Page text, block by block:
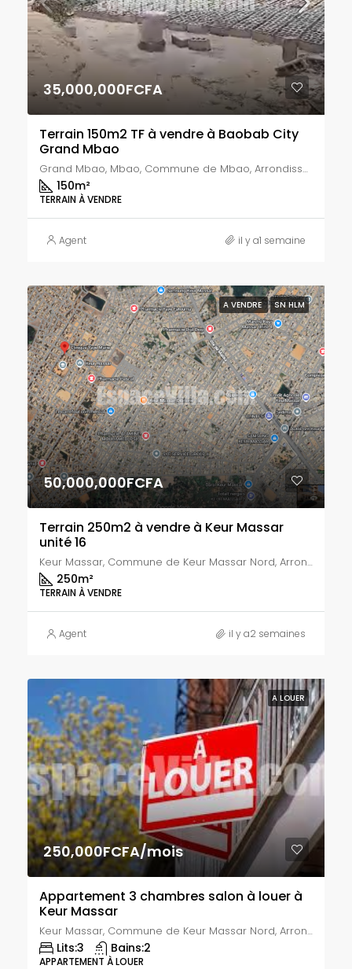
35,000,000FCFA
Terrain 150m2 TF à vendre à Baobab City
Grand Mbao
Grand Mbao, Mbao, Commune de Mbao, Arrondissement de Thiaroye, Département de Pikine, Région de Dakar, 17000, Sénégal
150m²
TERRAIN À VENDRE
Agent il y a1 semaine
A VENDRE SN HLM
50,000,000FCFA
Terrain 250m2 à vendre à Keur Massar
unité 16
Keur Massar, Commune de Keur Massar Nord, Arrondissement de Malika, Département de Keur Massar, Région de Dakar, 17000, Sénégal
250m²
TERRAIN À VENDRE
Agent il y a2 semaines
A LOUER
250,000FCFA/mois
Appartement 3 chambres salon à louer à
Keur Massar
Keur Massar, Commune de Keur Massar Nord, Arrondissement de Malika, Département de Keur Massar, Région de Dakar, 17000, Sénégal
Lits:3 Bains:2
APPARTEMENT À LOUER